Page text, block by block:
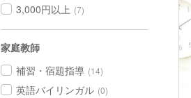
3,000円以上 (7)
家庭教師
補習・宿題指導 (14)
英語バイリンガル (0)